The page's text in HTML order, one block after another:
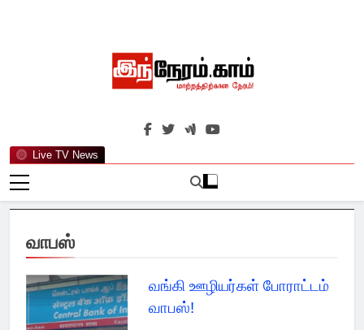
Live TV News
இந்நேரம்.காம்
செய்திகளுக்கு அப்பால்…
வாபஸ்
வங்கி ஊழியர்கள் போராட்டம்
வாபஸ்!